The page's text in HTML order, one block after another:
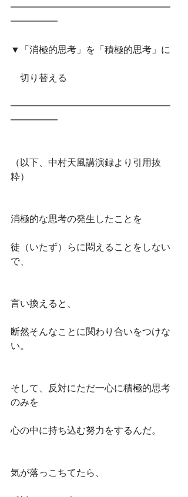
━━━━━━━━━━━━━━━━━
━━━━━
▼「消極的思考」を「積極的思考」に
切り替える
━━━━━━━━━━━━━━━━━
━━━━━
（以下、中村天風講演録より引用抜
粋）
消極的な思考の発生したことを
徒（いたず）らに悶えることをしない
で、
言い換えると、
断然そんなことに関わり合いをつけな
い。
そして、反対にただ一心に積極的思考
のみを
心の中に持ち込む努力をするんだ。
気が落っこちてたら、